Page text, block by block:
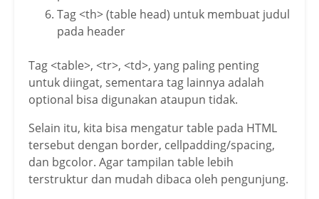
Tag <th> (table head) untuk membuat judul
pada header
Tag <table>, <tr>, <td>, yang paling penting
untuk diingat, sementara tag lainnya adalah
optional bisa digunakan ataupun tidak.
Selain itu, kita bisa mengatur table pada HTML
tersebut dengan border, cellpadding/spacing,
dan bgcolor. Agar tampilan table lebih
terstruktur dan mudah dibaca oleh pengunjung.